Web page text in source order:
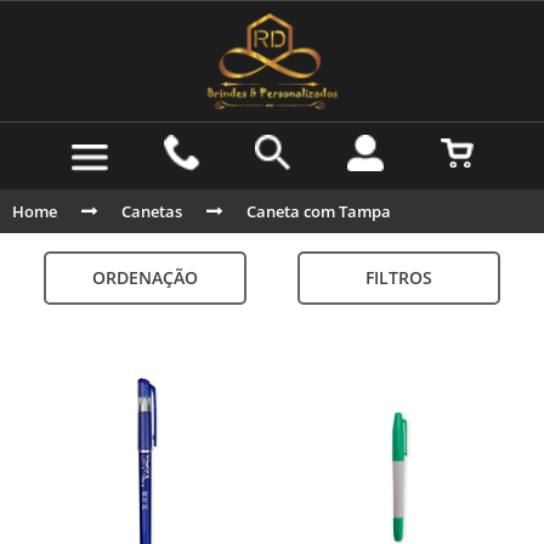
Home Canetas Caneta com Tampa
ORDENAÇÃO FILTROS